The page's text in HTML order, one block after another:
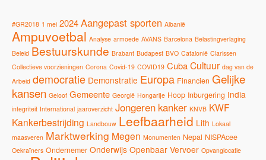
#GR2018 1 mei 2024Aangepast sporten Albanië
Ampuvoetbal Analyse armoede AVANS Barcelona Belastingverlaging
Beleid Bestuurskunde Brabant Budapest BVO Catalonië Clarissen
Collectieve voorzieningen Corona Covid-19 COVID19 CubaCultuur dag van de
Arbeid democratie Demonstratie Europa Financien Gelijke
kansen Geloof Gemeente Georgië Hongarije Hoop Inburgering India
integriteit International jaaroverzicht Jongeren kanker KNVB KWF
Kankerbestrijding Landbouw Leefbaarheid Lith Lokaal
maasveren Marktwerking Megen Monumenten Nepal NISPAcee
Oekraïners Ondernemer Onderwijs Openbaar Vervoer Opvanglocatie